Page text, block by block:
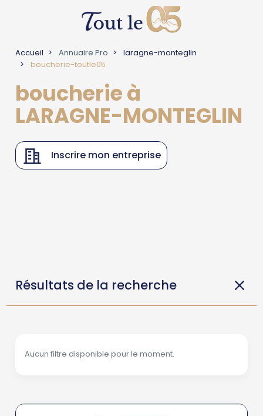
Accueil Annuaire Pro
laragne-monteglin
boucherie-toutle05
boucherie à
LARAGNE-MONTEGLIN
Inscrire mon entreprise
Résultats de la recherche
Aucun filtre disponible pour le moment.